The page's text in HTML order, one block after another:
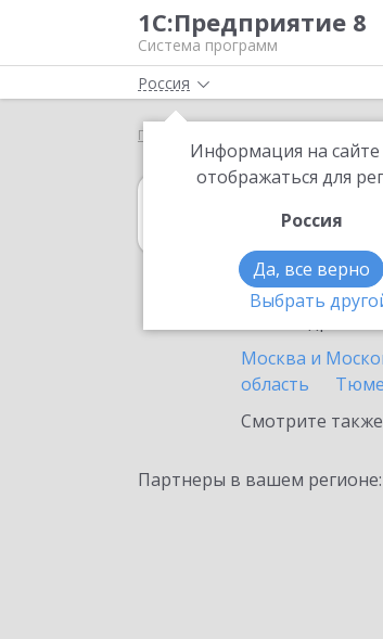
1С:Предприятие 8
Система программ
Россия
Информация на сайте
отображаться для
Россия
Да, все верно
Выбрать
Главная
в России
Ознакомьтесь
Москва и
область
Смотрите
Партнеры в вашем регионе: